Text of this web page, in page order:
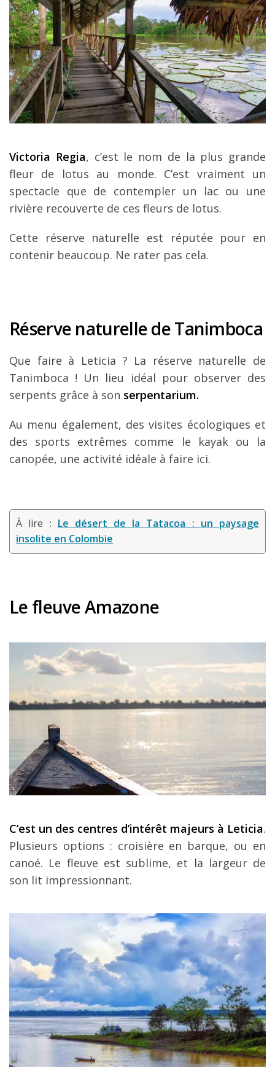
Victoria Regia, c’est le nom de la plus grande
fleur de lotus au monde. C’est vraiment un
spectacle que de contempler un lac ou une
rivière recouverte de ces fleurs de lotus.
Cette réserve naturelle est réputée pour en
contenir beaucoup. Ne rater pas cela.
Réserve naturelle de Tanimboca
Que faire à Leticia ? La réserve naturelle de
Tanimboca ! Un lieu idéal pour observer des
serpents grâce à son serpentarium.
Au menu également, des visites écologiques et
des sports extrêmes comme le kayak ou la
canopée, une activité idéale à faire ici.
À lire : Le désert de la Tatacoa : un paysage
insolite en Colombie
Le fleuve Amazone
C’est un des centres d’intérêt majeurs à Leticia.
Plusieurs options : croisière en barque, ou en
canoé. Le fleuve est sublime, et la largeur de
son lit impressionnant.